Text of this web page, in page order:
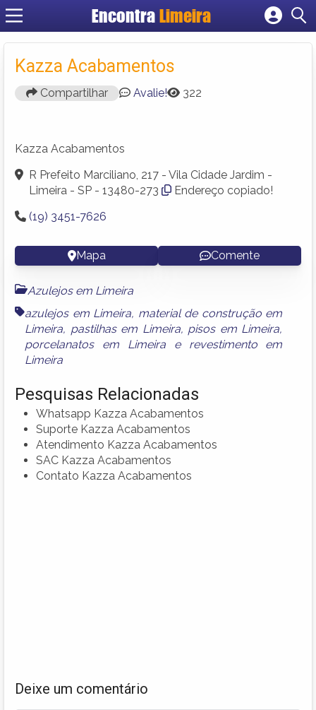
Encontra Limeira
Cadastrar empresa
Criar conta
Kazza Acabamentos
Compartilhar Avalie! 322
Kazza Acabamentos
R Prefeito Marciliano, 217 - Vila Cidade Jardim -
Limeira - SP - 13480-273
Endereço copiado!
(19) 3451-7626
Mapa Comente
Azulejos em Limeira
azulejos em Limeira, material de construção em
Limeira, pastilhas em Limeira, pisos em Limeira,
porcelanatos em Limeirae revestimento em
Limeira
Pesquisas Relacionadas
Whatsapp Kazza Acabamentos
Suporte Kazza Acabamentos
Atendimento Kazza Acabamentos
SAC Kazza Acabamentos
Contato Kazza Acabamentos
Deixe um comentário